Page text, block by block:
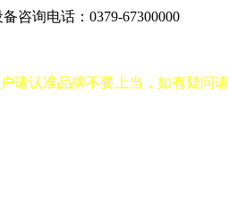
备咨询电话：0379-67300000
认准品牌不要上当，如有疑问